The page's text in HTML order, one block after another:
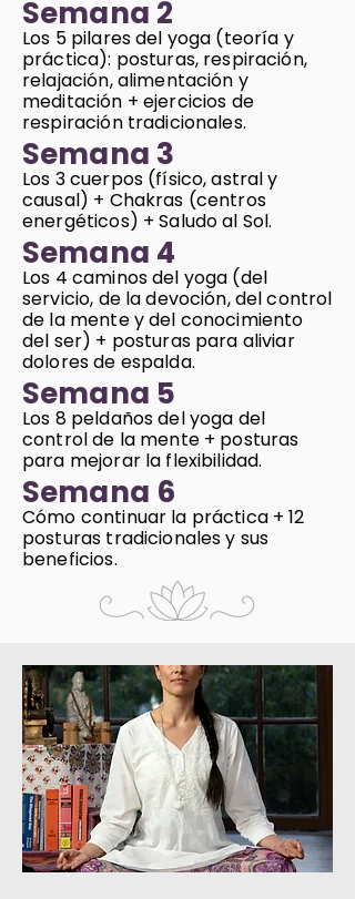
Semana 2
Los 5 pilares del yoga (teoría y
práctica): posturas, respiración,
relajación, alimentación y
meditación + ejercicios de
respiración tradicionales.
Semana 3
Los 3 cuerpos (físico, astral y
causal) + Chakras (centros
energéticos) + Saludo al Sol.
Semana 4
Los 4 caminos del yoga (del
servicio, de la devoción, del control
de la mente y del conocimiento
del ser) + posturas para aliviar
dolores de espalda.
Semana 5
Los 8 peldaños del yoga del
control de la mente + posturas
para mejorar la flexibilidad.
Semana 6
Cómo continuar la práctica + 12
posturas tradicionales y sus
beneficios.